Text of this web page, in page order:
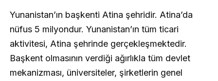
Yunanistan’ın başkenti Atina şehridir. Atina’da
nüfus 5 milyondur. Yunanistan’ın tüm ticari
aktivitesi, Atina şehrinde gerçekleşmektedir.
Başkent olmasının verdiği ağırlıkla tüm devlet
mekanizması, üniversiteler, şirketlerin genel